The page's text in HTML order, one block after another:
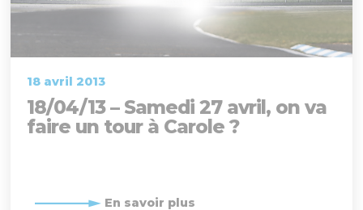
18 avril 2013
18/04/13 – Samedi 27 avril, on va
faire un tour à Carole ?
En savoir plus